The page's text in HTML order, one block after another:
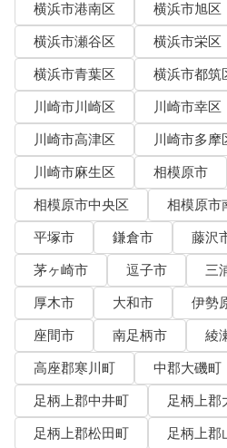
横浜市港南区
横浜市旭区
横浜市瀬谷区
横浜市栄区
横浜市青葉区
横浜市都筑
川崎市川崎区
川崎市幸区
川崎市高津区
川崎市多摩
川崎市麻生区
相模原市
相模原市中央区
相模原市
平塚市
鎌倉市 藤沢
茅ヶ崎市
逗子市 三
厚木市
大和市 伊勢
座間市
南足柄市 綾
高座郡寒川町
中郡大磯町
足柄上郡中井町
足柄上郡
足柄上郡松田町
足柄上郡